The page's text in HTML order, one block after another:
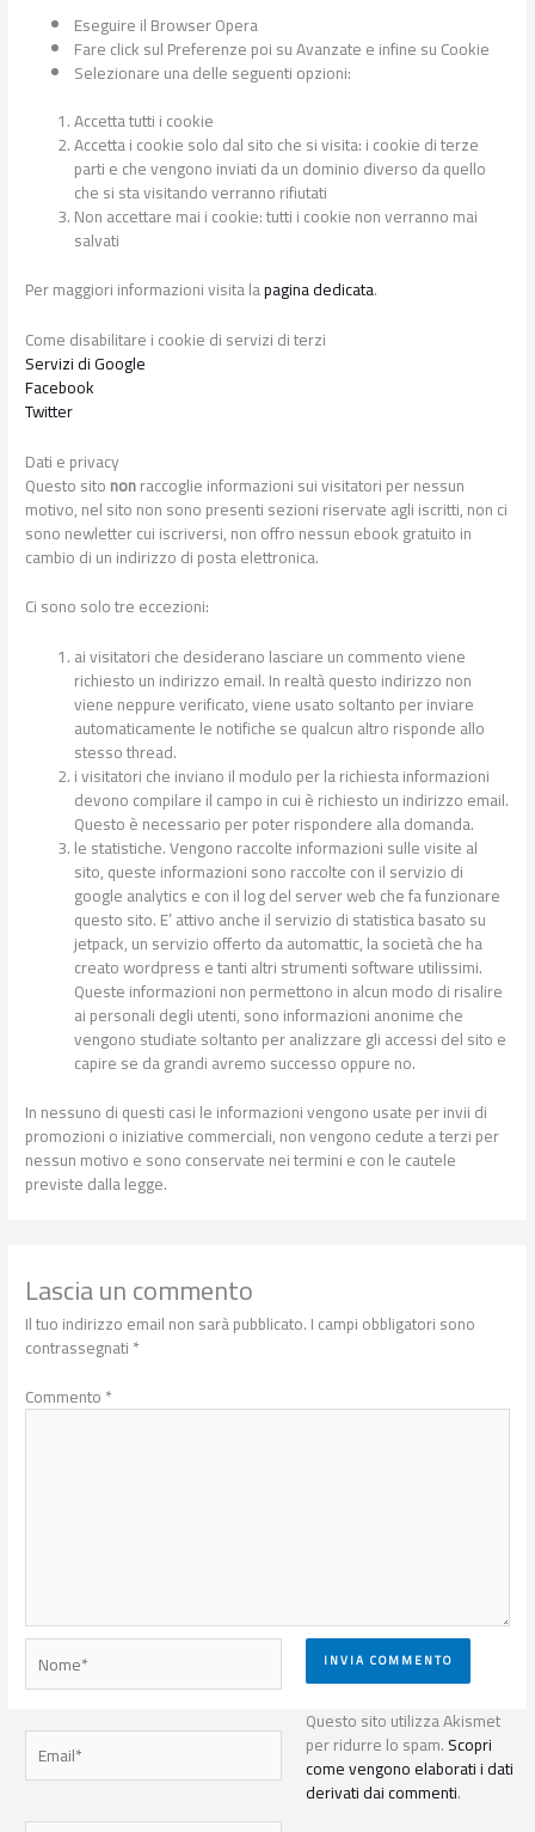
Eseguire il Browser Opera
Fare click sul Preferenze poi su Avanzate e infine su Cookie
Selezionare una delle seguenti opzioni:
Accetta tutti i cookie
Accetta i cookie solo dal sito che si visita: i cookie di terze
parti e che vengono inviati da un dominio diverso da quello
che si sta visitando verranno rifiutati
Non accettare mai i cookie: tutti i cookie non verranno mai
salvati
Per maggiori informazioni visita lapagina dedicata.
Come disabilitare i cookie di servizi di terzi
Servizi di Google
Facebook
Twitter
Dati e privacy
Questo sitononraccoglie informazioni sui visitatori per nessun
motivo, nel sito non sono presenti sezioni riservate agli iscritti, non ci
sono newletter cui iscriversi, non offro nessun ebook gratuito in
cambio di un indirizzo di posta elettronica.
Ci sono solo tre eccezioni:
ai visitatori che desiderano lasciare un commento viene
richiesto un indirizzo email. In realtà questo indirizzo non
viene neppure verificato, viene usato soltanto per inviare
automaticamente le notifiche se qualcun altro risponde allo
stesso thread.
i visitatori che inviano il modulo per la richiesta informazioni
devono compilare il campo in cui è richiesto un indirizzo email.
Questo è necessario per poter rispondere alla domanda.
le statistiche. Vengono raccolte informazioni sulle visite al
sito, queste informazioni sono raccolte con il servizio di
google analytics e con il log del server web che fa funzionare
questo sito. E’ attivo anche il servizio di statistica basato su
jetpack, un servizio offerto da automattic, la società che ha
creato wordpress e tanti altri strumenti software utilissimi.
Queste informazioni non permettono in alcun modo di risalire
ai personali degli utenti, sono informazioni anonime che
vengono studiate soltanto per analizzare gli accessi del sito e
capire se da grandi avremo successo oppure no.
In nessuno di questi casi le informazioni vengono usate per invii di
promozioni o iniziative commerciali, non vengono cedute a terzi per
nessun motivo e sono conservate nei termini e con le cautele
previste dalla legge.
Lascia un commento
Il tuo indirizzo email non sarà pubblicato.I campi obbligatori sono
contrassegnati*
Commento*
Nome*
Email*
Questo sito utilizza Akismet
per ridurre lo spam.Scopri
come vengono elaborati i dati
derivati dai commenti.